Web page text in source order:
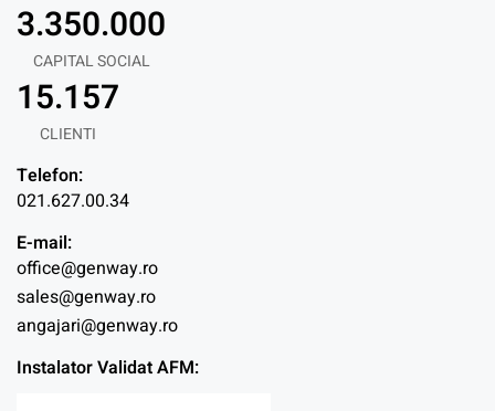
CAPITAL SOCIAL
3.350.000
CLIENTI
15.157
Telefon:
021.627.00.34
E-mail:
office@genway.ro
sales@genway.ro
angajari@genway.ro
Instalator Validat AFM: